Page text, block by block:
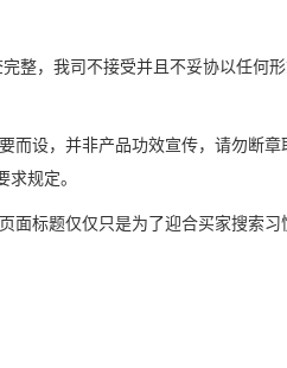
，我司不接受并且不妥协以任
设，并非产品功效宣传，请勿断
规定。
标题仅仅只是为了迎合买家搜索